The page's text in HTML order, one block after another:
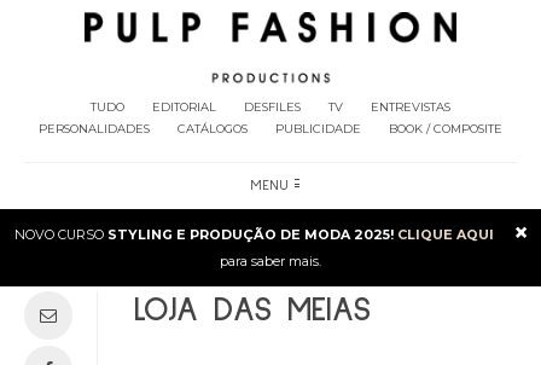
TUDO EDITORIAL DESFILES TV
ENTREVISTAS
PERSONALIDADES
CATÁLOGOS PUBLICIDADE BOOK / COMPOSITE
MENU
×
NOVO CURSO STYLING E PRODUÇÃO DE MODA 2025! CLIQUE AQUI
para saber mais.
LOJA DAS MEIAS